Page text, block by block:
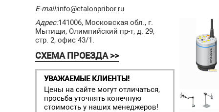
E-mail:info@etalonpribor.ru
Адрес:141006, Московская обл., г.
Мытищи, Олимпийский пр-т, д. 29,
стр. 2, офис 43/1.
СХЕМА ПРОЕЗДА >>
УВАЖАЕМЫЕ КЛИЕНТЫ!
Цены на сайте могут отличаться,
просьба уточнять конечную
стоимость у наших менеджеров!